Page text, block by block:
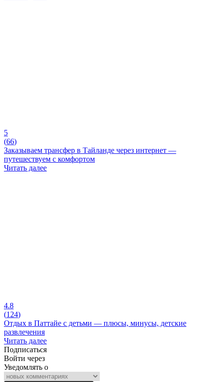
5
(66)
Заказываем трансфер в Тайланде через интернет —
путешествуем с комфортом
Читать далее
4.8
(124)
Отдых в Паттайе с детьми — плюсы, минусы, детские
развлечения
Читать далее
Подписаться
Войти через
Уведомлять о